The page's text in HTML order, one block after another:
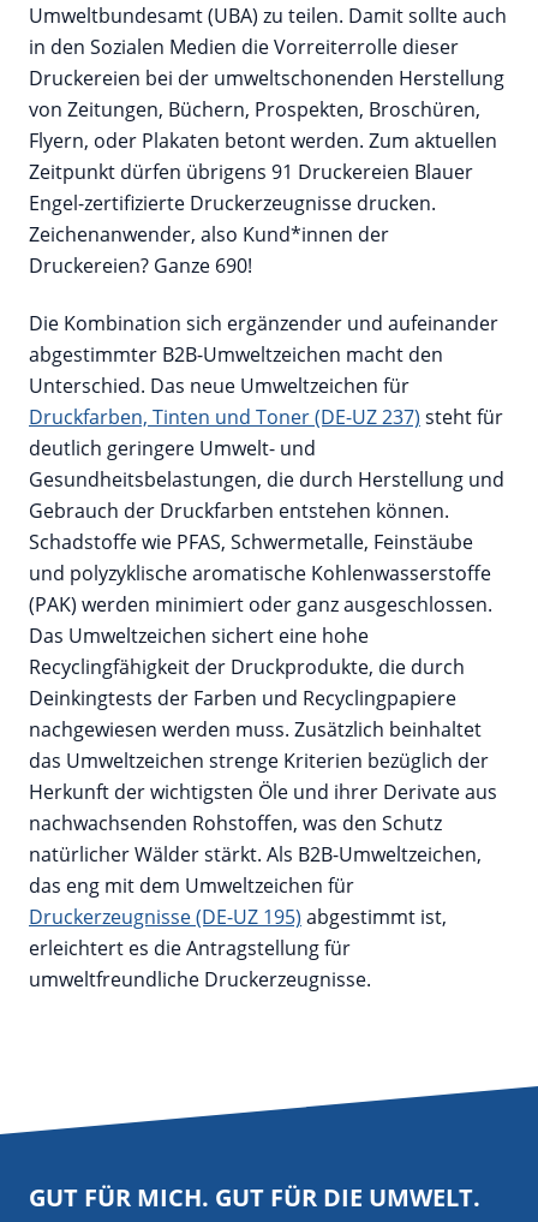
Umweltbundesamt (UBA) zu teilen. Damit sollte auch
in den Sozialen Medien die Vorreiterrolle dieser
Druckereien bei der umweltschonenden Herstellung
von Zeitungen, Büchern, Prospekten, Broschüren,
Flyern, oder Plakaten betont werden. Zum aktuellen
Zeitpunkt dürfen übrigens 91 Druckereien Blauer
Engel-zertifizierte Druckerzeugnisse drucken.
Zeichenanwender, also Kund*innen der
Druckereien? Ganze 690!
Die Kombination sich ergänzender und aufeinander
abgestimmter B2B-Umweltzeichen macht den
Unterschied. Das neue Umweltzeichen für
Druckfarben, Tinten und Toner (DE-UZ 237) steht für
deutlich geringere Umwelt- und
Gesundheitsbelastungen, die durch Herstellung und
Gebrauch der Druckfarben entstehen können.
Schadstoffe wie PFAS, Schwermetalle, Feinstäube
und polyzyklische aromatische Kohlenwasserstoffe
(PAK) werden minimiert oder ganz ausgeschlossen.
Das Umweltzeichen sichert eine hohe
Recyclingfähigkeit der Druckprodukte, die durch
Deinkingtests der Farben und Recyclingpapiere
nachgewiesen werden muss. Zusätzlich beinhaltet
das Umweltzeichen strenge Kriterien bezüglich der
Herkunft der wichtigsten Öle und ihrer Derivate aus
nachwachsenden Rohstoffen, was den Schutz
natürlicher Wälder stärkt. Als B2B-Umweltzeichen,
das eng mit dem Umweltzeichen für
Druckerzeugnisse (DE-UZ 195) abgestimmt ist,
erleichtert es die Antragstellung für
umweltfreundliche Druckerzeugnisse.
GUT FÜR MICH. GUT FÜR DIE UMWELT.